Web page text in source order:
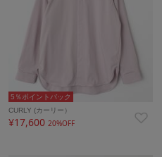
5％ポイントバック
CURLY (カーリー）
¥17,600 20%OFF